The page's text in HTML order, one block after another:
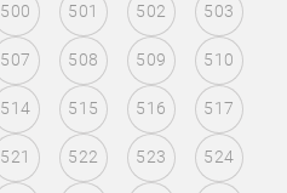
500 501 502 503
507 508 509 510
514 515 516 517
521 522 523 524